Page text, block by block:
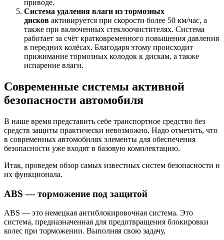
приводе.
Система удаления влаги из тормозных
дисков активируется при скорости более 50 км/час, а
также при включенных стеклоочистителях. Система
работает за счёт кратковременного повышения давления
в передних колёсах. Благодаря этому происходит
прижимание тормозных колодок к дискам, а также
испарение влаги.
Современные системы активной
безопасности автомобиля
В наше время представить себе транспортное средство без
средств защиты практически невозможно. Надо отметить, что
в современных автомобилях элементы для обеспечения
безопасности уже входят в базовую комплектацию.
Итак, проведем обзор самых известных систем безопасности и
их функционала.
ABS — торможение под защитой
ABS — это немецкая антиблокировочная система. Это
система, предназначенная для предотвращения блокировки
колес при торможении. Выполняя свою задачу,